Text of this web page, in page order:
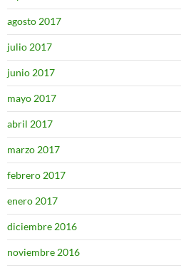
agosto 2017
julio 2017
junio 2017
mayo 2017
abril 2017
marzo 2017
febrero 2017
enero 2017
diciembre 2016
noviembre 2016